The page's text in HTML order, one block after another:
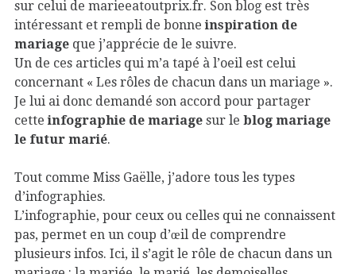
sur celui de marieeatoutprix.fr. Son blog est très
intéressant et rempli de bonne inspiration de
mariage que j’apprécie de le suivre.
Un de ces articles qui m’a tapé à l’oeil est celui
concernant « Les rôles de chacun dans un mariage ».
Je lui ai donc demandé son accord pour partager
cette infographie de mariage sur le blog mariage
le futur marié.
Tout comme Miss Gaëlle, j’adore tous les types
d’infographies.
L’infographie, pour ceux ou celles qui ne connaissent
pas, permet en un coup d’œil de comprendre
plusieurs infos. Ici, il s’agit le rôle de chacun dans un